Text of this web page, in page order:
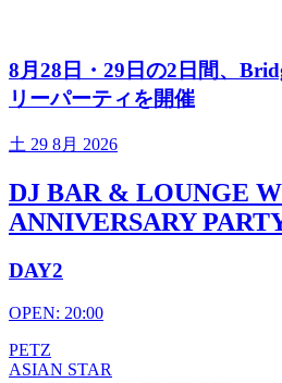
8月28日・29日の2日間、
リーパーティを開催
土 29 8月 2026
DJ BAR & LOUNGE
ANNIVERSARY
DAY2
OPEN: 20:00
PETZ
ASIAN STAR